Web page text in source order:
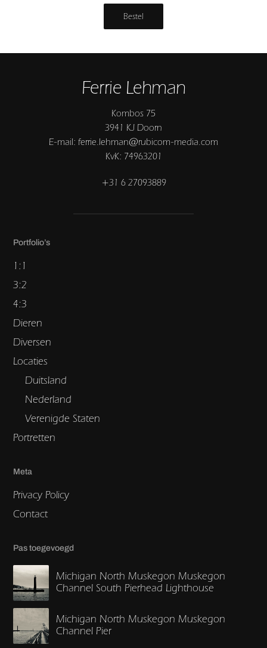
Bestel
Ferrie Lehman
Kombos 75
3941 KJ Doorn
E-mail: ferrie.lehman@rubicom-media.com
KvK: 74963201
+31 6 27093889
Portfolio’s
1:1
3:2
4:3
Dieren
Diversen
Locaties
Duitsland
Nederland
Verenigde Staten
Portretten
Meta
Privacy Policy
Contact
Pas toegevoegd
Michigan North Muskegon Muskegon
Channel South Pierhead Lighthouse
Michigan North Muskegon Muskegon
Channel Pier